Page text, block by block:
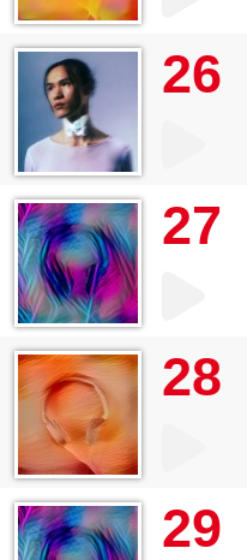
26
27
28
29